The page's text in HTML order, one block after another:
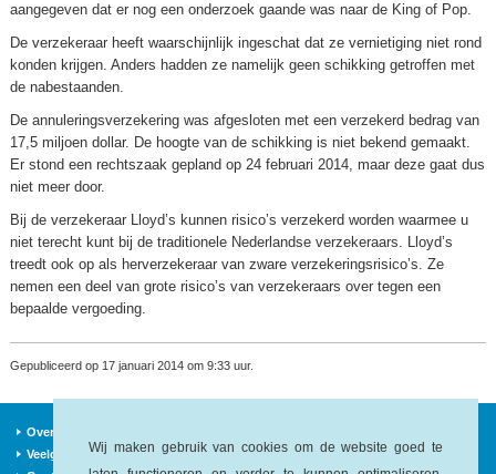
Wij maken gebruik van cookies om de website goed te
aangegeven dat er nog een onderzoek gaande was naar de King of Pop.
De verzekeraar heeft waarschijnlijk ingeschat dat ze vernietiging niet rond
konden krijgen. Anders hadden ze namelijk geen schikking getroffen met
de nabestaanden.
De annuleringsverzekering was afgesloten met een verzekerd bedrag van
17,5 miljoen dollar. De hoogte van de schikking is niet bekend gemaakt.
Er stond een rechtszaak gepland op 24 februari 2014, maar deze gaat dus
niet meer door.
Bij de verzekeraar Lloyd’s kunnen risico’s verzekerd worden waarmee u
niet terecht kunt bij de traditionele Nederlandse verzekeraars. Lloyd’s
treedt ook op als herverzekeraar van zware verzekeringsrisico’s. Ze
nemen een deel van grote risico’s van verzekeraars over tegen een
bepaalde vergoeding.
Gepubliceerd op 17 januari 2014 om 9:33 uur.
Over ons
Veelgestelde vragen
Begrippen
Sitemap